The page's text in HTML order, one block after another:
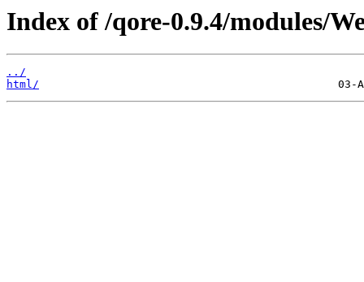
Index of /qore-0.9.4/modules/
../
html/